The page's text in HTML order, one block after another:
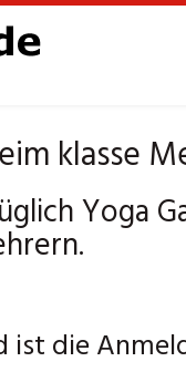
klasse
Yoga
ist die